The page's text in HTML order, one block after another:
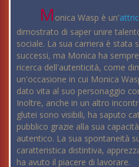
M onica Wasp è un'
dimostrato di saper unire
sociale. La sua carriera è stata
successi, ma Monica ha
ricerca dell'autenticità, come
un'occasione in cui Monica
dato vita al suo personaggio
Inoltre, anche in un altro
glutei sono visibili, ha saputo
pubblico grazie alla sua
autentico. La sua spontaneità
caratteristica distintiva,
ha avuto il piacere di lavorare.